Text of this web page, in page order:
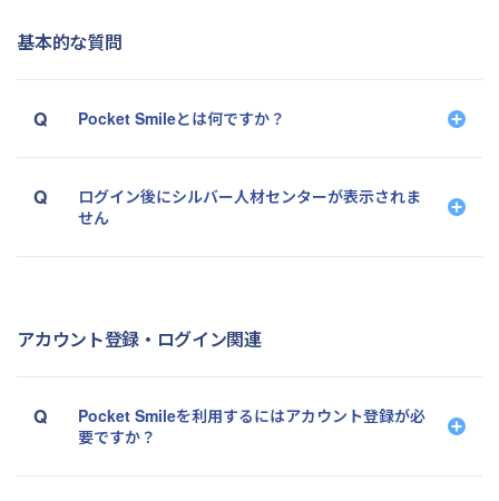
基本的な質問
Pocket Smileとは何ですか？
ログイン後にシルバー人材センターが表示されま
せん
アカウント登録・ログイン関連
Pocket Smileを利用するにはアカウント登録が必
要ですか？